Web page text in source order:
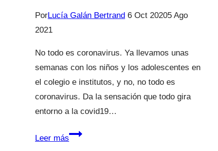
PorLucía Galán Bertrand 6 Oct 20205 Ago
2021
No todo es coronavirus. Ya llevamos unas
semanas con los niños y los adolescentes en
el colegio e institutos, y no, no todo es
coronavirus. Da la sensación que todo gira
entorno a la covid19…
Leer másCatarros,